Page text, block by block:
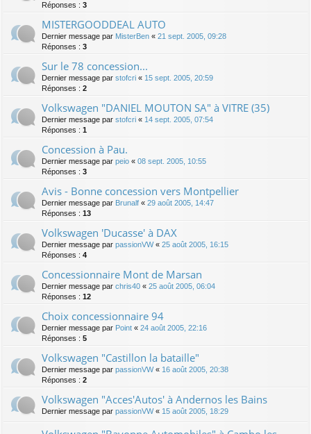
Réponses : 3
MISTERGOODDEAL AUTO
Dernier message par MisterBen « 21 sept. 2005, 09:28
Réponses : 3
Sur le 78 concession...
Dernier message par stofcri « 15 sept. 2005, 20:59
Réponses : 2
Volkswagen "DANIEL MOUTON SA" à VITRE (35)
Dernier message par stofcri « 14 sept. 2005, 07:54
Réponses : 1
Concession à Pau.
Dernier message par peio « 08 sept. 2005, 10:55
Réponses : 3
Avis - Bonne concession vers Montpellier
Dernier message par Brunalf « 29 août 2005, 14:47
Réponses : 13
Volkswagen 'Ducasse' à DAX
Dernier message par passionVW« 25 août 2005, 16:15
Réponses : 4
Concessionnaire Mont de Marsan
Dernier message par chris40 « 25 août 2005, 06:04
Réponses : 12
Choix concessionnaire 94
Dernier message par Point « 24 août 2005, 22:16
Réponses : 5
Volkswagen "Castillon la bataille"
Dernier message par passionVW« 16 août 2005, 20:38
Réponses : 2
Volkswagen "Acces'Autos' à Andernos les Bains
Dernier message par passionVW« 15 août 2005, 18:29